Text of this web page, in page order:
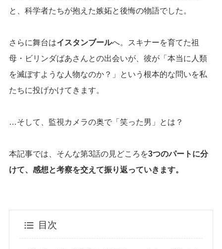
と、科学者たちが抱えた嫉妬と後悔の物語でした。
さらに舞台はイスタンブールへ。スキナーを育てた祖
母・ビリンダばあさんとの出会いが、彼が「本当に人類
を滅ぼすような人物なのか？」という根本的な問いを私
たちに投げかけてきます。
…そして、監視カメラの奥で「笑った男」とは？
本記事では、そんな第3話の見どころを3つのパートに分
けて、感想と考察を交えて振り返っていきます。
目次